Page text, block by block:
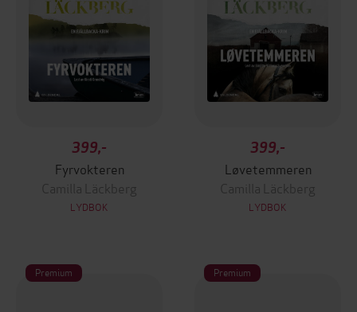
399,-
Fyrvokteren
Camilla Läckberg
LYDBOK
399,-
Løvetemmeren
Camilla Läckberg
LYDBOK
Premium Premium